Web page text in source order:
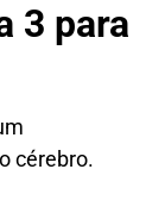
3 para
cérebro.